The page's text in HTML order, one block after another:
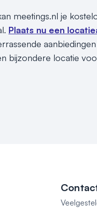
meetings.nl je
Plaats nu een
bijzondere locatie